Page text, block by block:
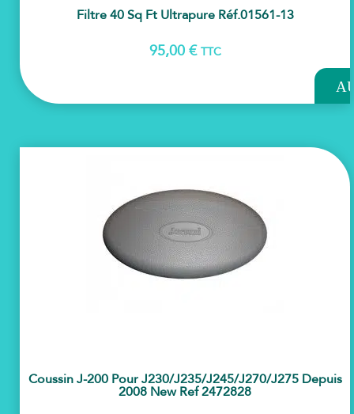
Filtre 40 Sq Ft Ultrapure Réf.01561-13
95,00 € TTC
Coussin J-200 Pour J230/j235/j245/j270/j275 Depuis
2008 New Ref 2472828